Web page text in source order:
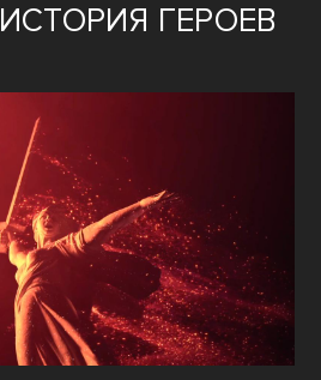
ИСТОРИЯ ГЕРОЕВ